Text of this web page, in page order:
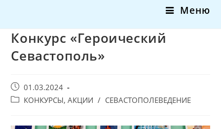
Меню
Конкурс «Героический
Севастополь»
Запись
опубликована:
01.03.2024
PostКОНКУРСЫ, АКЦИИ / СЕВАСТОПОЛЕВЕДЕНИЕ